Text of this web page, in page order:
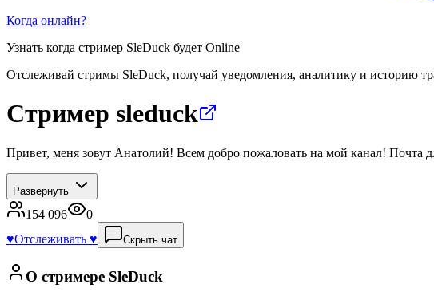
Когда онлайн?
Узнать когда стример SleDuck будет Online
Отслеживай стримы SleDuck, получай уведомления, аналитику и историю
Стример sleduck
Привет, меня зовут Анатолий! Всем добро пожаловать на мой канал! Почта
Развернуть
154 096
0
♥️Отслеживать ♥️ Скрыть чат
О стримере SleDuck